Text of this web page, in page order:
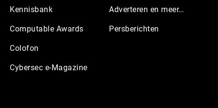
Kennisbank
Computable Awards
Colofon
Cybersec e-Magazine
Adverteren en meer…
Persberichten